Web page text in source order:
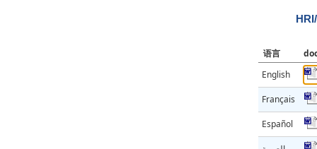
语言
English
Français
Español